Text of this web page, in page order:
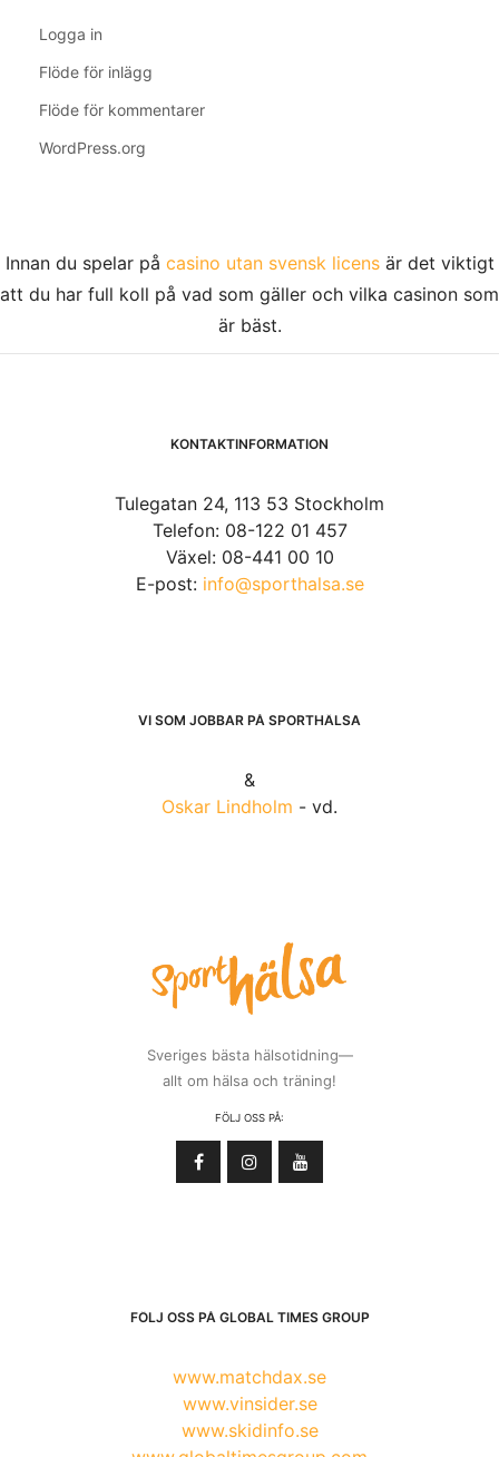
Logga in
Flöde för inlägg
Flöde för kommentarer
WordPress.org
Innan du spelar på casino utan svensk licensär det viktigt
att du har full koll på vad som gäller och vilka casinon som
är bäst.
KONTAKTINFORMATION
Tulegatan 24, 113 53 Stockholm
Telefon: 08-122 01 457
Växel: 08-441 00 10
E-post: info@sporthalsa.se
VI SOM JOBBAR PÅ SPORTHÄLSA
&
Oskar Lindholm - vd.
Sveriges bästa hälsotidning—
allt om hälsa och träning!
FÖLJ OSS PÅ:
FÖLJ OSS PÅ GLOBAL TIMES GROUP
www.matchdax.se
www.vinsider.se
www.skidinfo.se